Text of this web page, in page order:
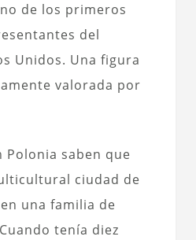
de los primeros
del
Unidos. Una figura
valorada por
Polonia saben que
ciudad de
una familia de
tenía diez